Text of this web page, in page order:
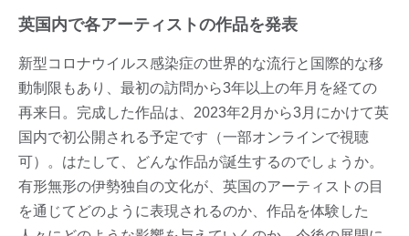
英国内で各アーティストの作品を発表
新型コロナウイルス感染症の世界的な流行と国際的な移
動制限もあり、最初の訪問から3年以上の年月を経ての
再来日。完成した作品は、2023年2月から3月にかけて英
国内で初公開される予定です（一部オンラインで視聴
可）。はたして、どんな作品が誕生するのでしょうか。
有形無形の伊勢独自の文化が、英国のアーティストの目
を通じてどのように表現されるのか、作品を体験した